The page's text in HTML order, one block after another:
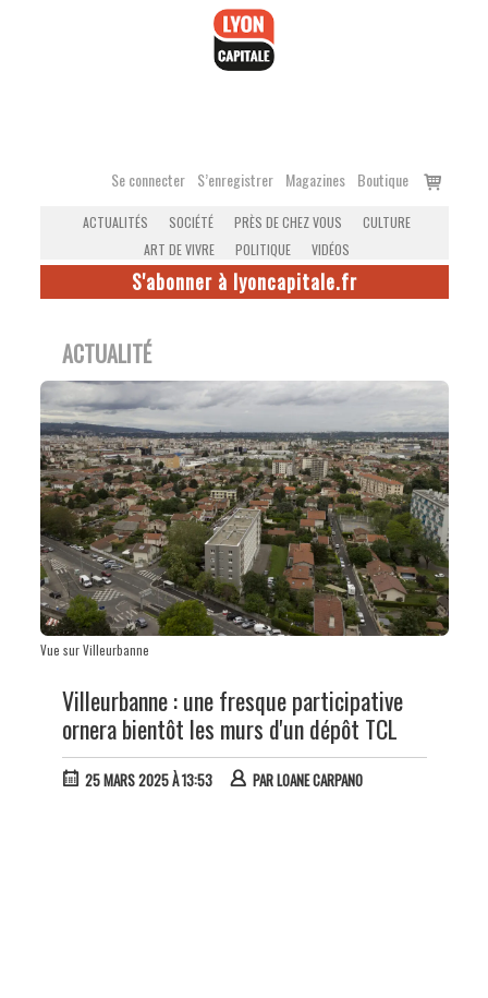
Se connecter S’enregistrer Magazines Boutique
Voir
ACTUALITÉS SOCIÉTÉ PRÈS DE CHEZ VOUS
CULTURE
ART DE VIVRE
POLITIQUE VIDÉOS
S'abonner à lyoncapitale.fr
ACTUALITÉ
Vue sur Villeurbanne
Villeurbanne : une fresque participative
ornera bientôt les murs d'un dépôt TCL
25 MARS 2025 À 13:53 PARLOANE CARPANO